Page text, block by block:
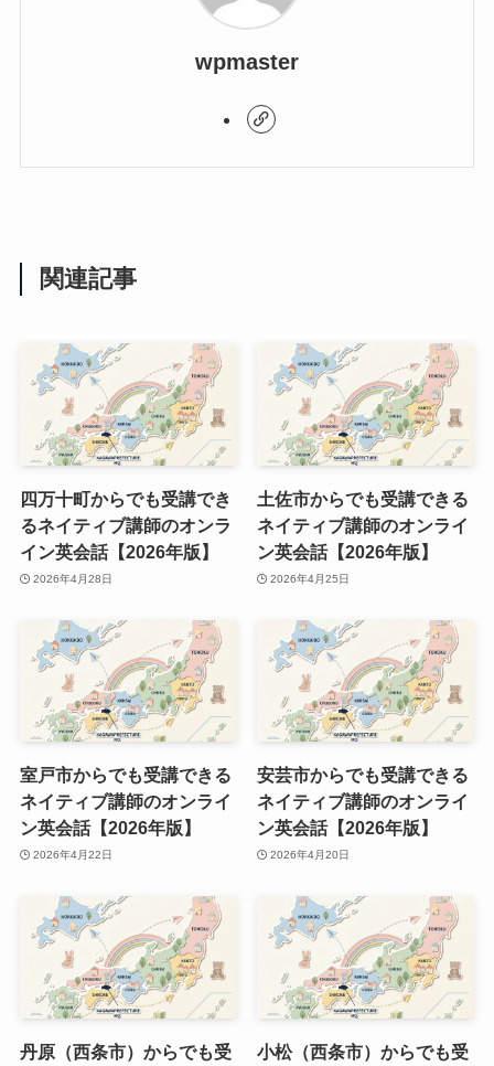
wpmaster
関連記事
四万十町からでも受講でき
るネイティブ講師のオンラ
イン英会話【2026年版】
2026年4月28日
土佐市からでも受講できる
ネイティブ講師のオンライ
ン英会話【2026年版】
2026年4月25日
室戸市からでも受講できる
ネイティブ講師のオンライ
ン英会話【2026年版】
2026年4月22日
安芸市からでも受講できる
ネイティブ講師のオンライ
ン英会話【2026年版】
2026年4月20日
丹原（西条市）からでも受
小松（西条市）からでも受